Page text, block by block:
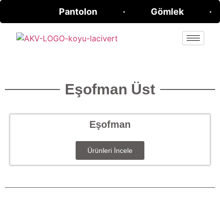
Pantolon · Gömlek
Eşofman Üst
Eşofman
Ürünleri İncele